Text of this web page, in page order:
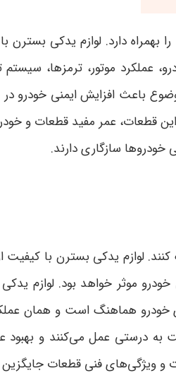
بهمراه دارد. لوازم یدکی
عملکرد موتور، ترمز‌ها،
افزایش ایمنی خودرو در
قطعات، عمر مفید قطعات و
سازگاری دارند.
لوازم یدکی بسترن با
موثر خواهد بود. لوازم
هماهنگ است و همان
درستی عمل می‌کنند و
ویژگی‌های فنی قطعات